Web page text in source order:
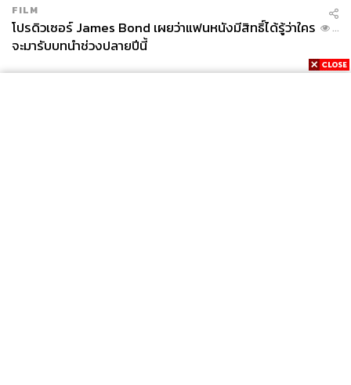
FILM
โปรดิวเซอร์ James Bond เผยว่าแฟนหนังมีสิทธิ์ได้รู้ว่าใคร
จะมารับบทนำช่วงปลายปีนี้
...